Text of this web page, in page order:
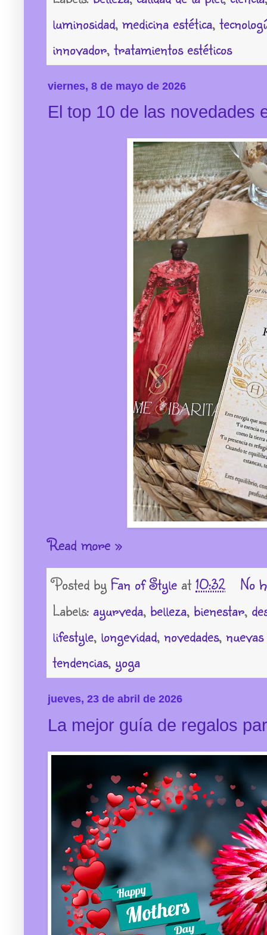
luminosidad, medicina estética,
innovador, tratamientos estéticos
viernes, 8 de mayo de 2026
El top 10 de las novedades
Read more »
Posted by Fan of Style at 10:32
No
Labels: ayurveda, belleza, bienestar,
lifestyle, longevidad, novedades,
tendencias, yoga
jueves, 23 de abril de 2026
La mejor guía de regalos